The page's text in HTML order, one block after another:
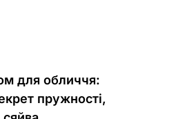
для обличчя:
пружності,